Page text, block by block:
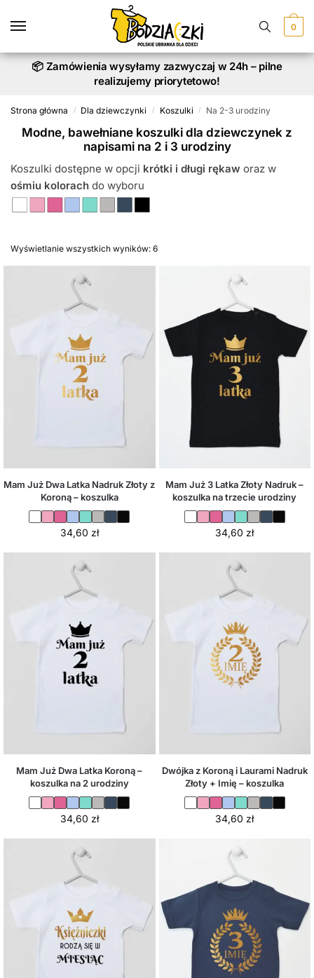
0
📦 Zamówienia wysyłamy zazwyczaj w 24h – pilne
realizujemy priorytetowo!
Strona główna / Dla dziewczynki / Koszulki / Na 2-3 urodziny
Modne, bawełniane koszulki dla dziewczynek z
napisami na 2 i 3 urodziny
Koszulki dostępne w opcji krótki i długi rękaw oraz w
ośmiu kolorach do wyboru
Wyświetlanie wszystkich wyników: 6
Mam Już Dwa Latka Nadruk Złoty z
Koroną – koszulka
34,60 zł
Mam Już 3 Latka Złoty Nadruk –
koszulka na trzecie urodziny
34,60 zł
Mam Już Dwa Latka Koroną –
koszulka na 2 urodziny
34,60 zł
Dwójka z Koroną i Laurami Nadruk
Złoty + Imię – koszulka
34,60 zł